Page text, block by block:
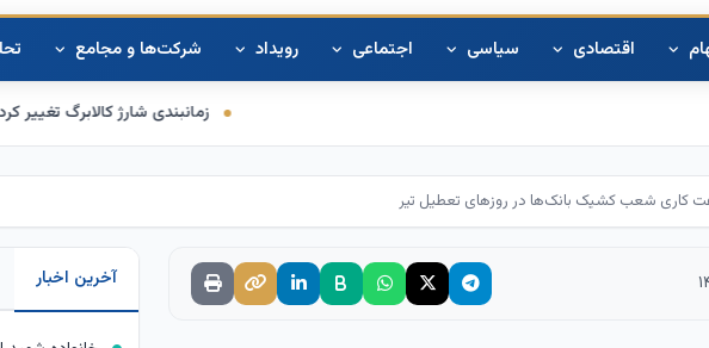
اقتصادی سیاسی اجتماعی رویداد شرکت‌ها و مجامع
زمانبندی شارژ کالابرگ تغییر کرد/ برخی
کاری شعب کشیک بانک‌ها در روزهای تعطیل تیر
آخرین اخبار